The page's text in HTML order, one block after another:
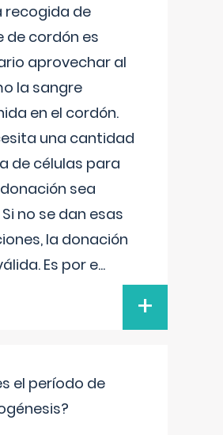
recogida de
de cordón es
aprovechar al
la sangre
en el cordón.
una cantidad
de células para
sea
no se dan esas
la donación
Es por e...
+
el período de